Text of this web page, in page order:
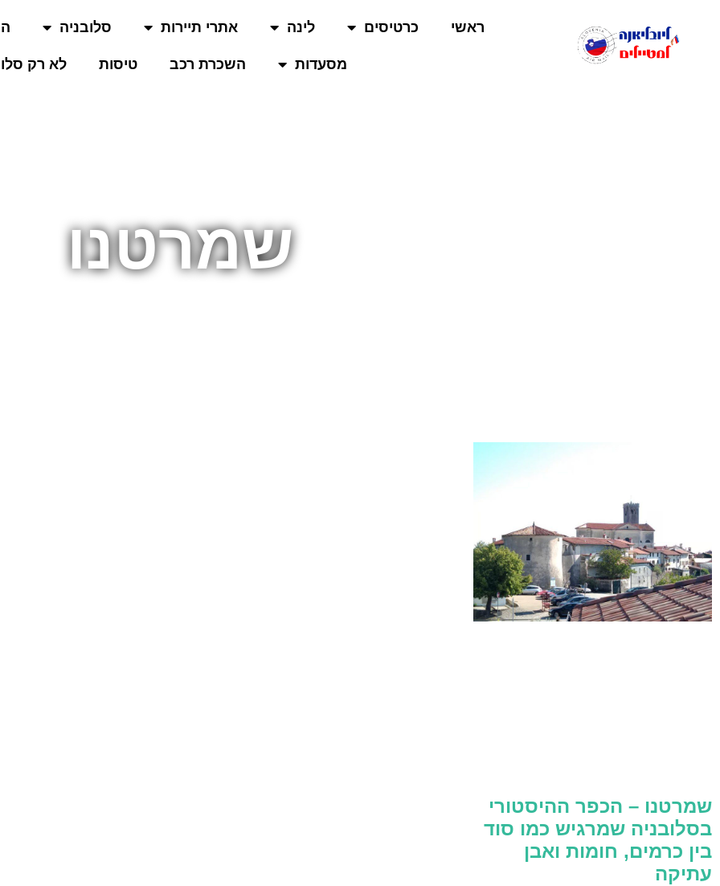
ראשי כרטיסים לינה אתרי תיירות סלובניה
מסעדות השכרת רכב טיסות לא רק
שמרטנו
שמרטנו – הכפר ההיסטורי
בסלובניה שמרגיש כמו סוד
בין כרמים, חומות ואבן
עתיקה